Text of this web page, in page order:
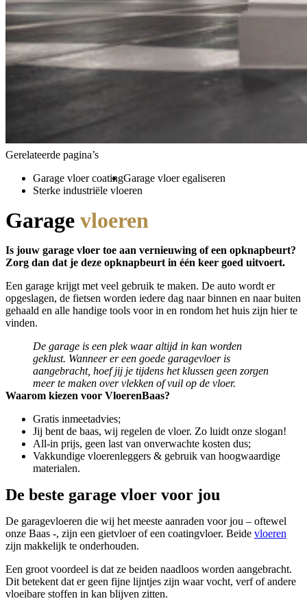
Gerelateerde pagina’s
Garage vloer coatingGarage vloer egaliseren
Sterke industriële vloeren
Garage vloeren
Is jouw garage vloer toe aan vernieuwing of een opknapbeurt?
Zorg dan dat je deze opknapbeurt in één keer goed uitvoert.
Een garage krijgt met veel gebruik te maken. De auto wordt er
opgeslagen, de fietsen worden iedere dag naar binnen en naar buiten
gehaald en alle handige tools voor in en rondom het huis zijn hier te
vinden.
De garage is een plek waar altijd in kan worden
geklust. Wanneer er een goede garagevloer is
aangebracht, hoef jij je tijdens het klussen geen zorgen
meer te maken over vlekken of vuil op de vloer.
Waarom kiezen voor VloerenBaas?
Gratis inmeetadvies;
Jij bent de baas, wij regelen de vloer. Zo luidt onze slogan!
All-in prijs, geen last van onverwachte kosten dus;
Vakkundige vloerenleggers & gebruik van hoogwaardige
materialen.
De beste garage vloer voor jou
De garagevloeren die wij het meeste aanraden voor jou – oftewel
onze Baas -, zijn een gietvloer of een coatingvloer. Beide vloeren
zijn makkelijk te onderhouden.
Een groot voordeel is dat ze beiden naadloos worden aangebracht.
Dit betekent dat er geen fijne lijntjes zijn waar vocht, verf of andere
vloeibare stoffen in kan blijven zitten.